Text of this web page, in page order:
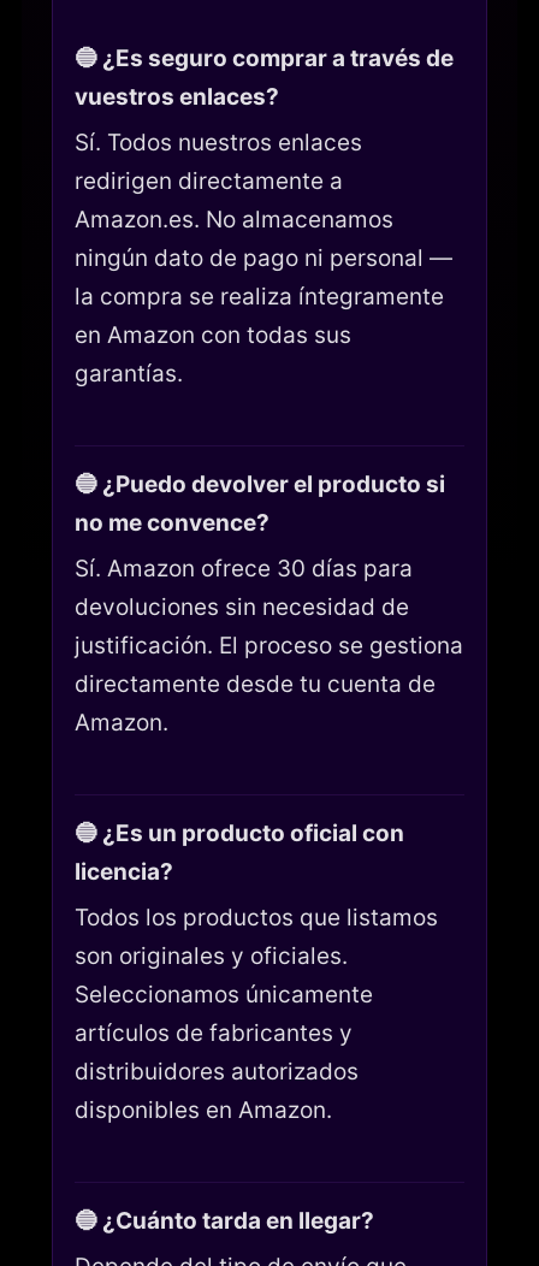
🔵 ¿Es seguro comprar a través de
vuestros enlaces?
Sí. Todos nuestros enlaces
redirigen directamente a
Amazon.es. No almacenamos
ningún dato de pago ni personal —
la compra se realiza íntegramente
en Amazon con todas sus
garantías.
🔵 ¿Puedo devolver el producto si
no me convence?
Sí. Amazon ofrece 30 días para
devoluciones sin necesidad de
justificación. El proceso se gestiona
directamente desde tu cuenta de
Amazon.
🔵 ¿Es un producto oficial con
licencia?
Todos los productos que listamos
son originales y oficiales.
Seleccionamos únicamente
artículos de fabricantes y
distribuidores autorizados
disponibles en Amazon.
🔵 ¿Cuánto tarda en llegar?